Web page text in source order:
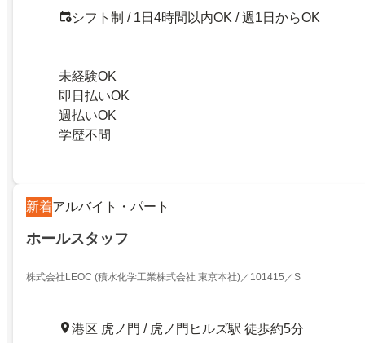
シフト制 / 1日4時間以内OK / 週1日からOK
未経験OK
即日払いOK
週払いOK
学歴不問
新着アルバイト・パート
ホールスタッフ
株式会社LEOC (積水化学工業株式会社 東京本社)／101415／S
港区 虎ノ門 / 虎ノ門ヒルズ駅 徒歩約5分